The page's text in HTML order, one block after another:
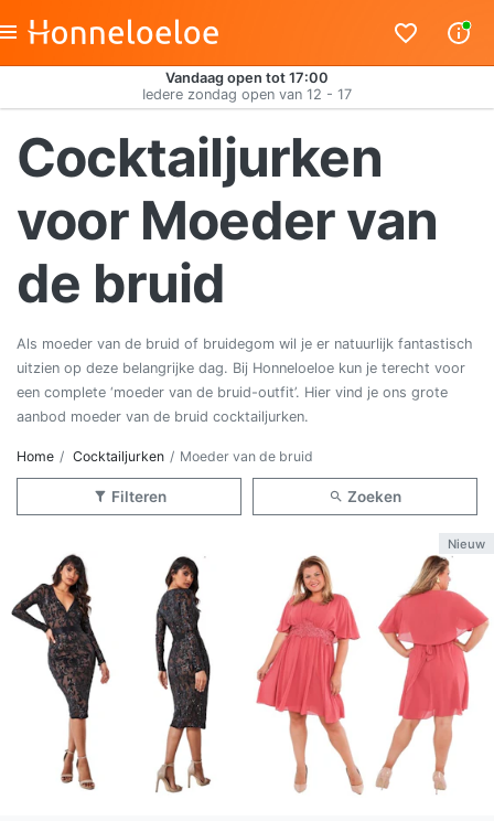
Vandaag open tot 17:00
Iedere zondag open van 12 - 17
Cocktailjurken
voor Moeder van
de bruid
Als moeder van de bruid of bruidegom wil je er natuurlijk fantastisch
uitzien op deze belangrijke dag. Bij Honneloeloe kun je terecht voor
een complete ‘moeder van de bruid-outfit’. Hier vind je ons grote
aanbod moeder van de bruid cocktailjurken.
Home Cocktailjurken Moeder van de bruid
Filteren Zoeken
Nieuw